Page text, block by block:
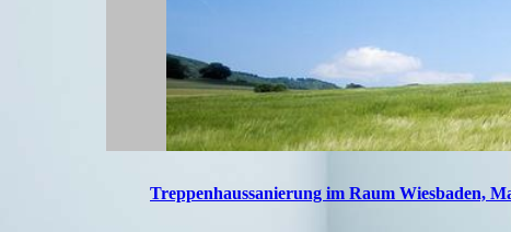
Treppenhaussanierung im Raum Wiesbaden,